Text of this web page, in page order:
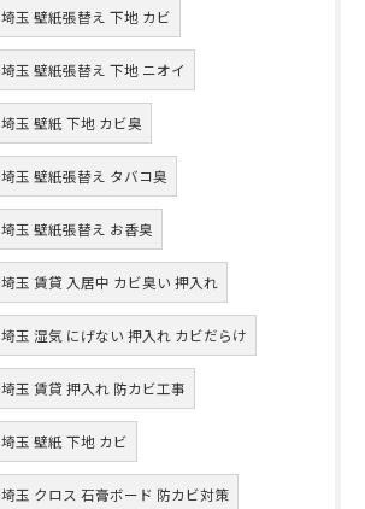
埼玉 壁紙張替え 下地 カビ
埼玉 壁紙張替え 下地 ニオイ
埼玉 壁紙 下地 カビ臭
埼玉 壁紙張替え タバコ臭
埼玉 壁紙張替え お香臭
埼玉 賃貸 入居中 カビ臭い 押入れ
埼玉 湿気 にげない 押入れ カビだらけ
埼玉 賃貸 押入れ 防カビ工事
埼玉 壁紙 下地 カビ
埼玉 クロス 石膏ボード 防カビ対策